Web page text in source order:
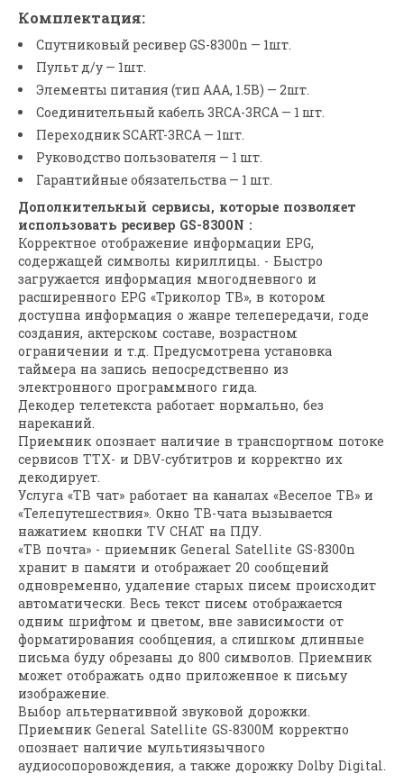
Комплектация:
Спутниковый ресивер GS-8300n — 1шт.
Пульт д/у — 1шт.
Элементы питания (тип ААА, 1.5В) — 2шт.
Соединительный кабель 3RCA-3RCA — 1 шт.
Переходник SCART-3RCA — 1шт.
Руководство пользователя — 1 шт.
Гарантийные обязательства — 1 шт.
Дополнительный сервисы, которые позволяет
использовать ресивер GS-8300N :
Корректное отображение информации ЕРG,
содержащей символы кириллицы. - Быстро
загружается информация многодневного и
расширенного ЕРG «Триколор ТВ», в котором
доступна информация о жанре телепередачи, годе
создания, актерском составе, возрастном
ограничении и т.д. Предусмотрена установка
таймера на запись непосредственно из
электронного программного гида.
Декодер телетекста работает нормально, без
нареканий.
Приемник опознает наличие в транспортном потоке
сервисов ТТХ- и DBV-субтитров и корректно их
декодирует.
Услуга «ТВ чат» работает на каналах «Веселое ТВ» и
«Телепутешествия». Окно ТВ-чата вызывается
нажатием кнопки ТV СНАТ на ПДУ.
«ТВ почта» - приемник General Satellite GS-8300n
хранит в памяти и отображает 20 сообщений
одновременно, удаление старых писем происходит
автоматически. Весь текст писем отображается
одним шрифтом и цветом, вне зависимости от
форматирования сообщения, а слишком длинные
письма буду обрезаны до 800 символов. Приемник
может отображать одно приложенное к письму
изображение.
Выбор альтернативной звуковой дорожки.
Приемник General Satellite GS-8300M корректно
опознает наличие мультиязычного
аудиосопоровождения, а также дорожку Dolby Digital.